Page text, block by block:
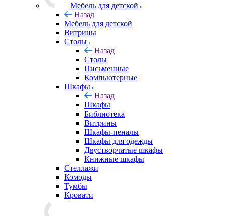
Мебель для детской
Назад
Мебель для детской
Витрины
Столы
Назад
Столы
Письменные
Компьютерные
Шкафы
Назад
Шкафы
Библиотека
Витрины
Шкафы-пеналы
Шкафы для одежды
Двустворчатые шкафы
Книжные шкафы
Стеллажи
Комоды
Тумбы
Кровати